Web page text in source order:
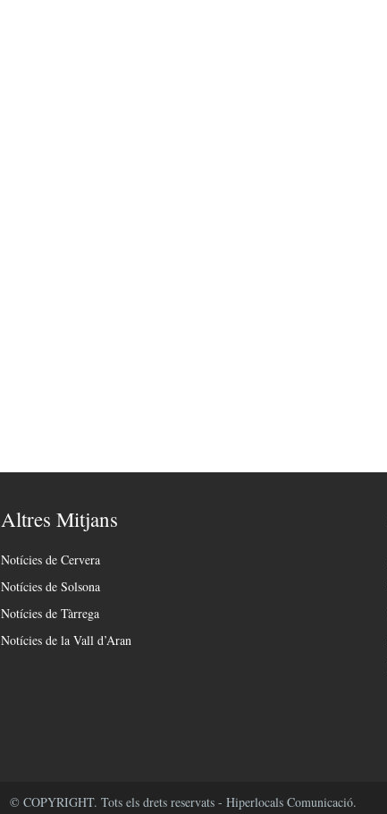
Altres Mitjans
Notícies de Cervera
Notícies de Solsona
Notícies de Tàrrega
Notícies de la Vall d’Aran
© COPYRIGHT. Tots els drets reservats - Hiperlocals Comunicació.